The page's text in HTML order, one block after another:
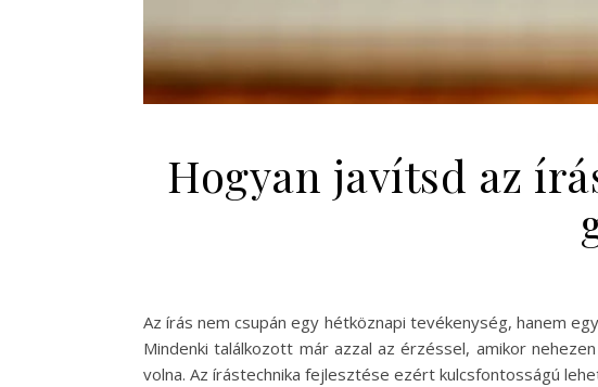
Hogyan javítsd az
Az írás nem csupán egy hétköznapi tevékenység, hanem
Mindenki találkozott már azzal az érzéssel, amikor
volna. Az írástechnika fejlesztése ezért kulcsfontosságú